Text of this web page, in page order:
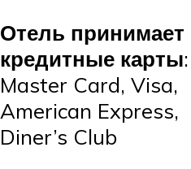
Отель принимает
кредитные карты:
Master Card, Visa,
American Express,
Diner’s Club